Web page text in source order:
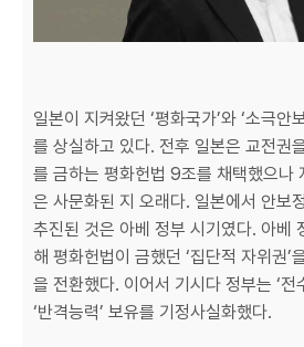
일본이 지켜왔던 ‘평화국가’와 ‘소극안
를 상실하고 있다. 전후 일본은 교전권
를 금하는 평화헌법 9조를 채택했으나
은 사문화된 지 오래다. 일본에서 안보
추진된 것은 아베 정부 시기였다. 아베
해 평화헌법이 금했던 ‘집단적 자위권’
을 전환했다. 이어서 기시다 정부는 ‘전
‘반격능력’ 보유를 기정사실화했다.